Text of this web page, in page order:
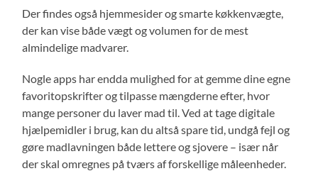
Der findes også hjemmesider og smarte køkkenvægte,
der kan vise både vægt og volumen for de mest
almindelige madvarer.
Nogle apps har endda mulighed for at gemme dine egne
favoritopskrifter og tilpasse mængderne efter, hvor
mange personer du laver mad til. Ved at tage digitale
hjælpemidler i brug, kan du altså spare tid, undgå fejl og
gøre madlavningen både lettere og sjovere – især når
der skal omregnes på tværs af forskellige måleenheder.